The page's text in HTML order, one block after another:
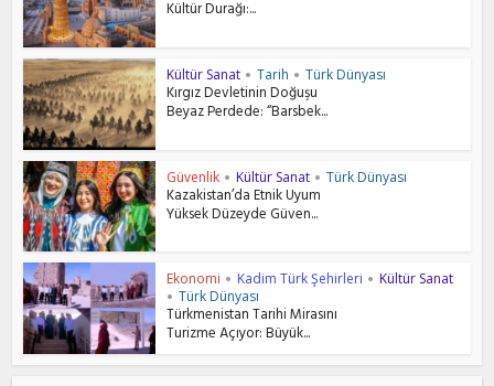
Kültür Durağı:...
Kültür Sanat • Tarih • Türk Dünyası
Kırgız Devletinin Doğuşu
Beyaz Perdede: “Barsbek...
Güvenlik • Kültür Sanat • Türk Dünyası
Kazakistan’da Etnik Uyum
Yüksek Düzeyde Güven...
Ekonomi • Kadim Türk Şehirleri • Kültür Sanat
• Türk Dünyası
Türkmenistan Tarihi Mirasını
Turizme Açıyor: Büyük...